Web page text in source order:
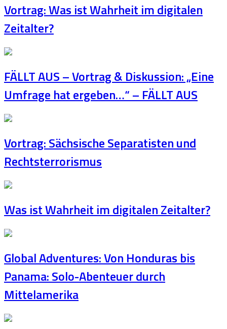
Vortrag: Was ist Wahrheit im digitalen
Zeitalter?
FÄLLT AUS – Vortrag & Diskussion: „Eine
Umfrage hat ergeben…“ – FÄLLT AUS
Vortrag: Sächsische Separatisten und
Rechtsterrorismus
Was ist Wahrheit im digitalen Zeitalter?
Global Adventures: Von Honduras bis
Panama: Solo-Abenteuer durch
Mittelamerika